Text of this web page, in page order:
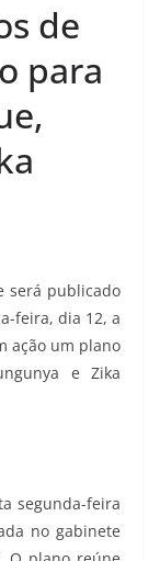
de
para
será publicado
feira, dia 12, a
ação um plano
e Zika
segunda-feira
no gabinete